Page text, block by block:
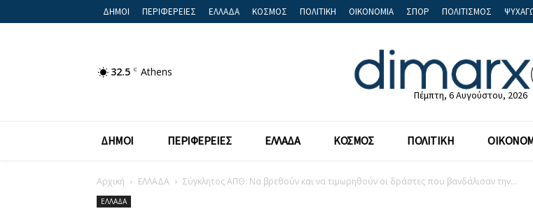
ΔΗΜΟΙ ΠΕΡΙΦΕΡΕΙΕΣ ΕΛΛΑΔΑ ΚΟΣΜΟΣ ΠΟΛΙΤΙΚΗ ΟΙΚΟΝΟΜΙΑ ΣΠΟΡ ΠΟΛΙΤΙΣΜΟΣ
32.5 C Athens
Πέμπτη, 6 Αυγούστου, 2026
ΔΗΜΟΙ ΠΕΡΙΦΕΡΕΙΕΣ ΕΛΛΑΔΑ ΚΟΣΜΟΣ ΠΟΛΙΤΙΚΗ
Αρχική ΕΛΛΑΔΑ Σύγκλητος ΑΠΘ: Να βρεθούν και να τιμωρηθούν οι δράστες που βανδάλισαν την...
ΕΛΛΑΔΑ